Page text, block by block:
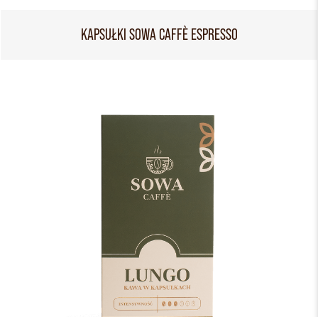
KAPSUŁKI SOWA CAFFÈ ESPRESSO